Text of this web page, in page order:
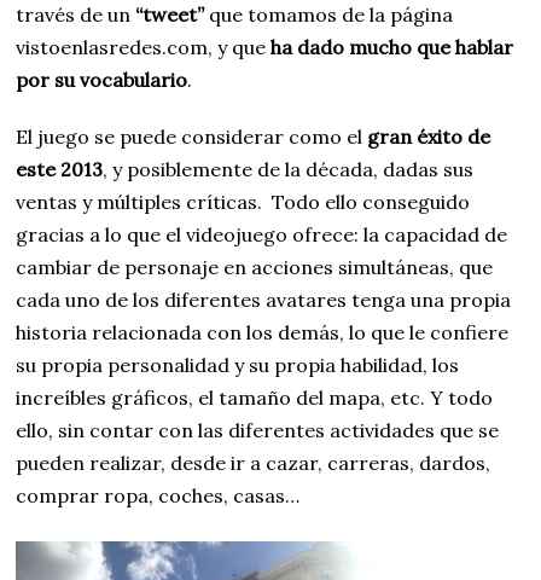
través de un “tweet”que tomamos de la página
vistoenlasredes.com, y queha dado mucho que hablar
por su vocabulario.
El juego se puede considerar como el gran éxito de
este 2013, y posiblemente de la década, dadas sus
ventas y múltiples críticas. Todo ello conseguido
gracias a lo que el videojuego ofrece: la capacidad de
cambiar de personaje en acciones simultáneas, que
cada uno de los diferentes avatares tenga una propia
historia relacionada con los demás, lo que le confiere
su propia personalidad y su propia habilidad, los
increíbles gráficos, el tamaño del mapa, etc. Y todo
ello, sin contar con las diferentes actividades que se
pueden realizar, desde ir a cazar, carreras, dardos,
comprar ropa, coches, casas…